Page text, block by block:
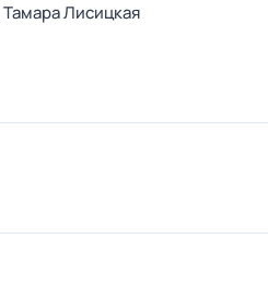
Тамара Лисицкая